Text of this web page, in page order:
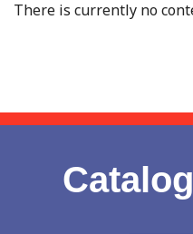
There is currently no